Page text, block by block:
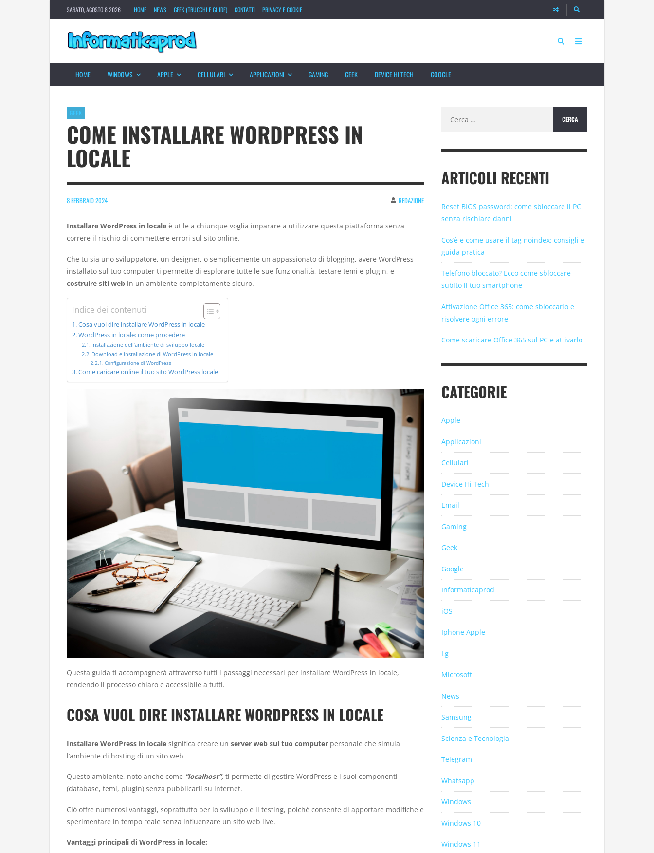
SABATO, AGOSTO 8 2026 HOME NEWS GEEK (TRUCCHI E GUIDE) CONTATTI PRIVACY E COOKIE
HOME WINDOWS APPLE CELLULARI APPLICAZIONI GAMING GEEK DEVICE HI TECH GOOGLE
GEEK
COME INSTALLARE WORDPRESS IN
LOCALE
8 FEBBRAIO 2024 REDAZIONE
Installare WordPress in locale è utile a chiunque voglia imparare a utilizzare questa piattaforma senza
correre il rischio di commettere errori sul sito online.
Che tu sia uno sviluppatore, un designer, o semplicemente un appassionato di blogging, avere WordPress
installato sul tuo computer ti permette di esplorare tutte le sue funzionalità, testare temi e plugin, e
costruire siti web in un ambiente completamente sicuro.
Indice dei contenuti
Cosa vuol dire installare WordPress in locale
WordPress in locale: come procedere
Installazione dell’ambiente di sviluppo locale
Download e installazione di WordPress in locale
Configurazione di WordPress
Come caricare online il tuo sito WordPress locale
Questa guida ti accompagnerà attraverso tutti i passaggi necessari per installare WordPress in locale,
rendendo il processo chiaro e accessibile a tutti.
COSA VUOL DIRE INSTALLARE WORDPRESS IN LOCALE
Installare WordPress in locale significa creare un server web sul tuo computer personale che simula
l’ambiente di hosting di un sito web.
Questo ambiente, noto anche come “localhost”, ti permette di gestire WordPress e i suoi componenti
(database, temi, plugin) senza pubblicarli su internet.
Ciò offre numerosi vantaggi, soprattutto per lo sviluppo e il testing, poiché consente di apportare modifiche e
sperimentare in tempo reale senza influenzare un sito web live.
Vantaggi principali di WordPress in locale:
per:
ARTICOLI RECENTI
Reset BIOS password: come sbloccare il PC
senza rischiare danni
Cos’è e come usare il tag noindex: consigli e
guida pratica
Telefono bloccato? Ecco come sbloccare
subito il tuo smartphone
Attivazione Office 365: come sbloccarlo e
risolvere ogni errore
Come scaricare Office 365 sul PC e attivarlo
CATEGORIE
Apple
Applicazioni
Cellulari
Device Hi Tech
Email
Gaming
Geek
Google
Informaticaprod
iOS
Iphone Apple
Lg
Microsoft
News
Samsung
Scienza e Tecnologia
Telegram
Whatsapp
Windows
Windows 10
Windows 11